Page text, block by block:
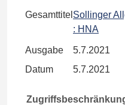
Gesamttitel Sollinger
: HNA
Ausgabe
5.7.2021
Datum
5.7.2021